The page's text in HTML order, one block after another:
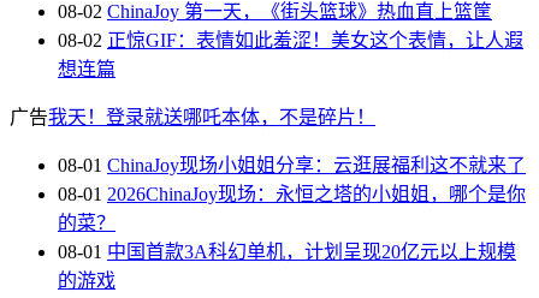
08-02 ChinaJoy 第一天，《街头篮球》热血直上篮筐
08-02 正惊GIF：表情如此羞涩！美女这个表情，让人遐
想连篇
广告我天！登录就送哪吒本体，不是碎片！
08-01 ChinaJoy现场小姐姐分享：云逛展福利这不就来了
08-01 2026ChinaJoy现场：永恒之塔的小姐姐，哪个是你
的菜？
08-01 中国首款3A科幻单机，计划呈现20亿元以上规模
的游戏